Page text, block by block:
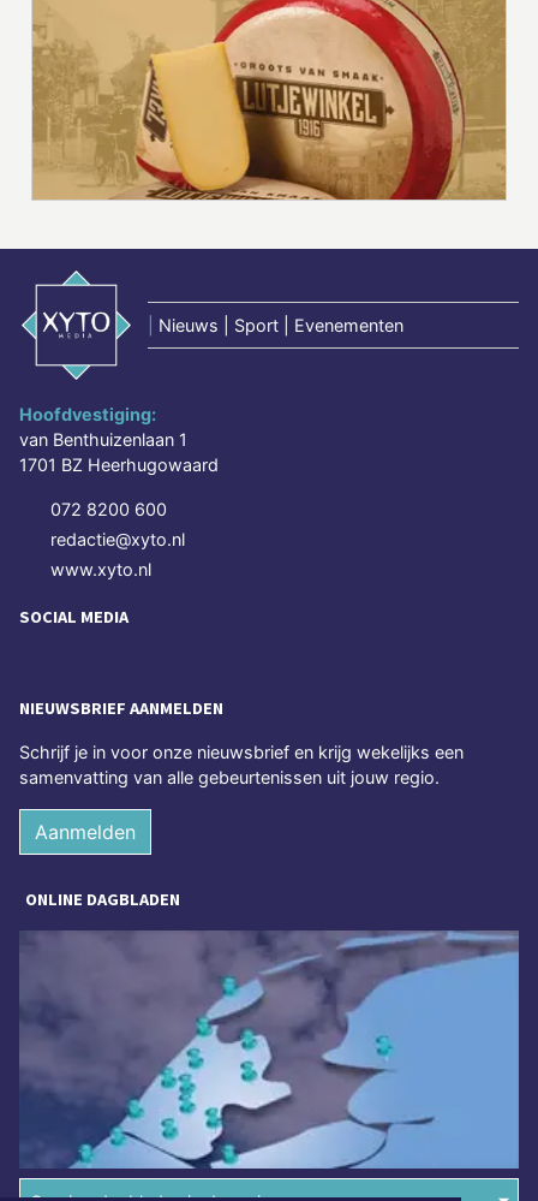
Nieuws | Sport | Evenementen
Hoofdvestiging:
van Benthuizenlaan 1
1701 BZ Heerhugowaard
072 8200 600
redactie@xyto.nl
www.xyto.nl
SOCIAL MEDIA
NIEUWSBRIEF AANMELDEN
Schrijf je in voor onze nieuwsbrief en krijg wekelijks een
samenvatting van alle gebeurtenissen uit jouw regio.
Aanmelden
ONLINE DAGBLADEN